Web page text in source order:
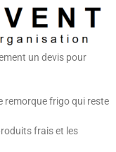
sans alcool
un devis pour
remorque frigo qui reste
frais et les